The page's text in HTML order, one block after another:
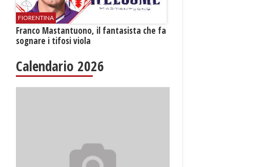
FIORENTINA
Franco Mastantuono, il fantasista che fa
sognare i tifosi viola
Calendario 2026